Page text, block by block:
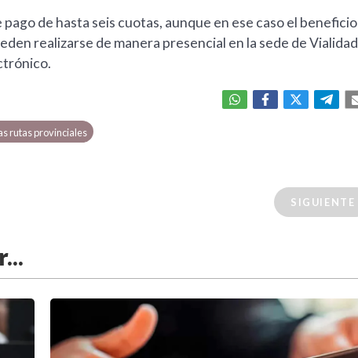
de hasta seis cuotas, aunque en ese caso el beneficio
realizarse de manera presencial en la sede de Vialidad
rutas provinciales
SIGUIENTE